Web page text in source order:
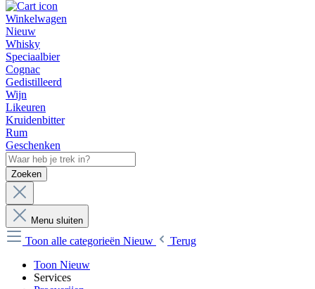
Winkelwagen
Nieuw
Whisky
Speciaalbier
Cognac
Gedistilleerd
Wijn
Likeuren
Kruidenbitter
Rum
Geschenken
Zoeken
Menu sluiten
Toon alle categorieën Nieuw
Terug
Toon Nieuw
Services